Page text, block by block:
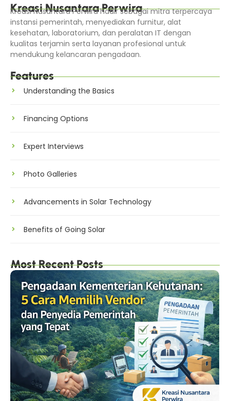
Kreasi Nusantara Perwira
Kreasi Nusantara Perwira hadir sebagai mitra terpercaya
instansi pemerintah, menyediakan furnitur, alat
kesehatan, laboratorium, dan peralatan IT dengan
kualitas terjamin serta layanan profesional untuk
mendukung kelancaran pengadaan.
Features
Understanding the Basics
Financing Options
Expert Interviews
Photo Galleries
Advancements in Solar Technology
Benefits of Going Solar
Most Recent Posts